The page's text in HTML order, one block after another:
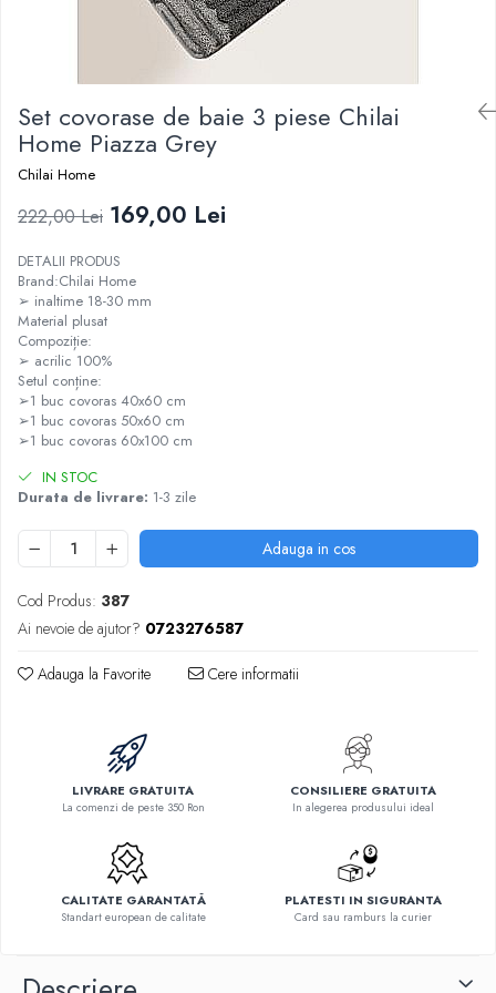
Set covorase de baie 3 piese Chilai
Home Piazza Grey
Chilai Home
222,00 Lei 169,00 Lei
DETALII PRODUS
Brand:Chilai Home
➢ inaltime 18-30 mm
Material plusat
Compoziție:
➢ acrilic 100%
Setul conține:
➢1 buc covoras 40x60 cm
➢1 buc covoras 50x60 cm
➢1 buc covoras 60x100 cm
IN STOC
Durata de livrare: 1-3 zile
Adauga in cos
Cod Produs: 387
Ai nevoie de ajutor? 0723276587
Adauga la Favorite Cere informatii
LIVRARE GRATUITA
La comenzi de peste 350 Ron
CONSILIERE GRATUITA
In alegerea produsului ideal
CALITATE GARANTATĂ
Standart european de calitate
PLATESTI IN SIGURANTA
Card sau ramburs la curier